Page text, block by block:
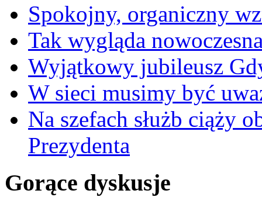
Spokojny, organiczny
Tak wygląda
Wyjątkowy jubileusz
W sieci musimy być
Na szefach służb ciąży
Prezydenta
Gorące dyskusje